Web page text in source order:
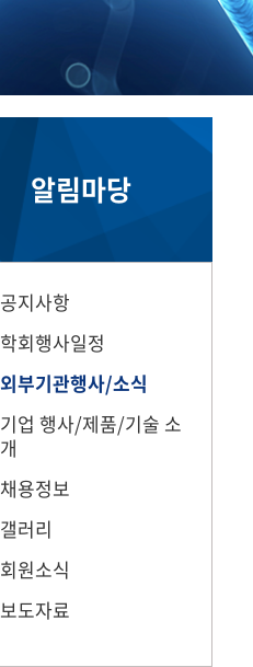
알림마당
공지사항
학회행사일정
외부기관행사/소식
기업 행사/제품/기술 소
개
채용정보
갤러리
회원소식
보도자료